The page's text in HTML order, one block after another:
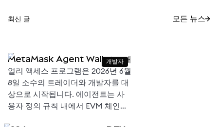
최신 글 모든 뉴스
개발자
MetaMask Agent Wallet 소개
얼리 액세스 프로그램은 2026년 6월
8일 소수의 트레이더와 개발자를 대
상으로 시작됩니다. 에이전트는 사
용자 정의 규칙 내에서 EVM 체인과